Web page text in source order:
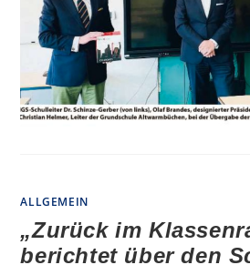
ALLGEMEIN
„Zurück im
berichtet über den